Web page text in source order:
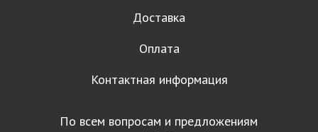
Доставка
Оплата
Контактная информация
По всем вопросам и предложениям